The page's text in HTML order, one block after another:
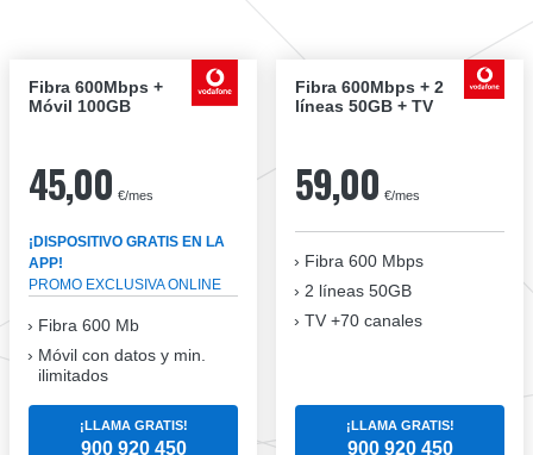
Fibra 600Mbps +
Móvil 100GB
45,00 €/mes
¡DISPOSITIVO GRATIS EN LA
APP!
PROMO EXCLUSIVA ONLINE
Fibra 600 Mb
Móvil con datos y min.
ilimitados
¡LLAMA GRATIS!
900 920 450
Fibra 600Mbps + 2
líneas 50GB + TV
59,00 €/mes
Fibra 600 Mbps
2 líneas 50GB
TV +70 canales
¡LLAMA GRATIS!
900 920 450